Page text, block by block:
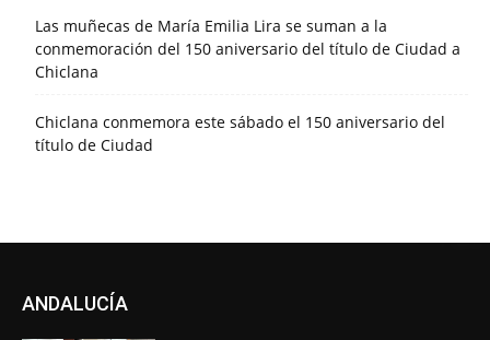
Las muñecas de María Emilia Lira se suman a la
conmemoración del 150 aniversario del título de Ciudad a
Chiclana
Chiclana conmemora este sábado el 150 aniversario del
título de Ciudad
ANDALUCÍA